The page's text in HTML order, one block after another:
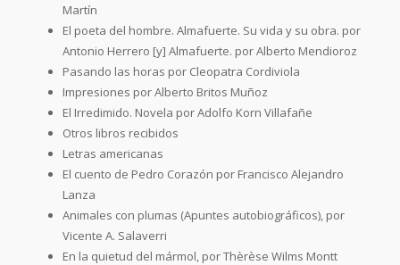
Martín
El poeta del hombre. Almafuerte. Su vida y su obra. por
Antonio Herrero [y] Almafuerte. por Alberto Mendioroz
Pasando las horas por Cleopatra Cordiviola
Impresiones por Alberto Britos Muñoz
El Irredimido. Novela por Adolfo Korn Villafañe
Otros libros recibidos
Letras americanas
El cuento de Pedro Corazón por Francisco Alejandro
Lanza
Animales con plumas (Apuntes autobiográficos), por
Vicente A. Salaverri
En la quietud del mármol, por Thèrèse Wilms Montt